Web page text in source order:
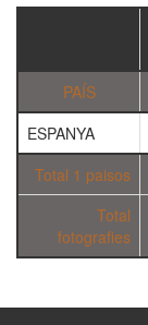
PAÍS
ESPANYA
Total 1 paisos
Total
fotografies